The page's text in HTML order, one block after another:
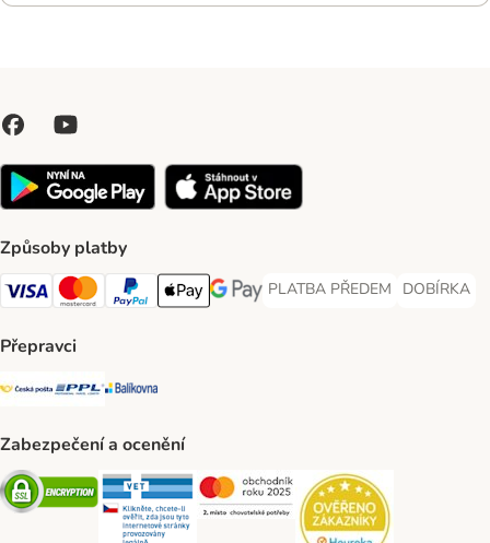
Způsoby platby
Visa Payment Method
Mastercard Payment Method
PayPal Payment Method
Apple pay Payment Method
GooglePay Payment Method
PLATBA PŘEDEM
PLATBA PŘEDEM Payment
DOBÍRKA
DOBÍRKA
Přepravci
Česká pošta Shipping Method
PPL Shipping Method
Balíkovna Shipping Method
Zabezpečení a ocenění
Security Security Security